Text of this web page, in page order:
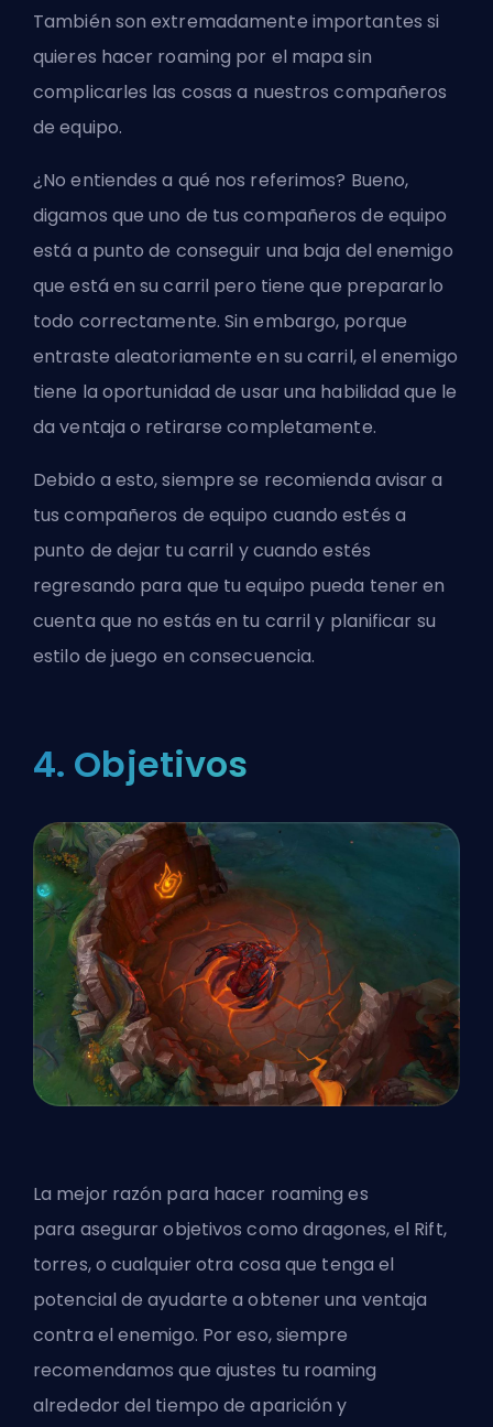
También son extremadamente importantes si
quieres hacer roaming por el mapa sin
complicarles las cosas a nuestros compañeros
de equipo.
¿No entiendes a qué nos referimos? Bueno,
digamos que uno de tus compañeros de equipo
está a punto de conseguir una baja del enemigo
que está en su carril pero tiene que prepararlo
todo correctamente. Sin embargo, porque
entraste aleatoriamente en su carril, el enemigo
tiene la oportunidad de usar una habilidad que le
da ventaja o retirarse completamente.
Debido a esto, siempre se recomienda avisar a
tus compañeros de equipo cuando estés a
punto de dejar tu carril y cuando estés
regresando para que tu equipo pueda tener en
cuenta que no estás en tu carril y planificar su
estilo de juego en consecuencia.
4. Objetivos
La mejor razón para hacer roaming es
para asegurar objetivos como dragones, el Rift,
torres, o cualquier otra cosa que tenga el
potencial de ayudarte a obtener una ventaja
contra el enemigo. Por eso, siempre
recomendamos que ajustes tu roaming
alrededor del tiempo de aparición y